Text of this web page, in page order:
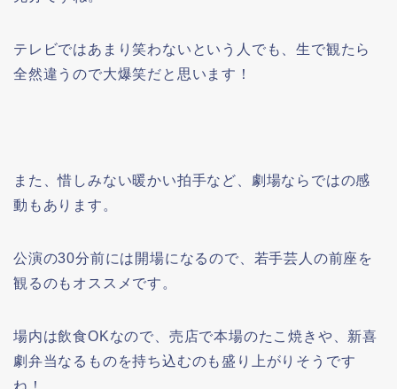
テレビではあまり笑わないという人でも、生で観たら
全然違うので大爆笑だと思います！
また、惜しみない暖かい拍手など、劇場ならではの感
動もあります。
公演の30分前には開場になるので、若手芸人の前座を
観るのもオススメです。
場内は飲食OKなので、売店で本場のたこ焼きや、新喜
劇弁当なるものを持ち込むのも盛り上がりそうです